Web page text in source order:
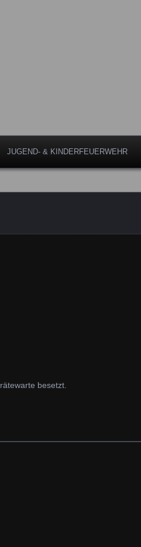
JUGEND- & KINDERFEUERWEHR
besetzt.